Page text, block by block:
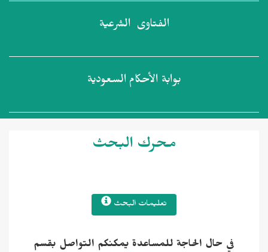
الفتاوىالشرعية
بوابة الأحكام السعودية
محرك البحث
تعليمات البحث
في حال الحاجة للمساعدة يمكنكم التواصل بقسم